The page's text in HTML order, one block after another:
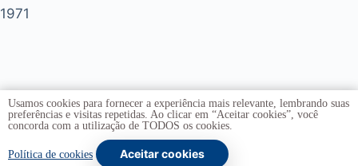
1971
Copyright © 2026 - Universidade de Brasília . Todos os
Usamos cookies para fornecer a experiência mais relevante, lembrando suas
preferências e visitas repetidas. Ao clicar em “Aceitar cookies”, você
concorda com a utilização de TODOS os cookies.
Política de cookies Aceitar cookies